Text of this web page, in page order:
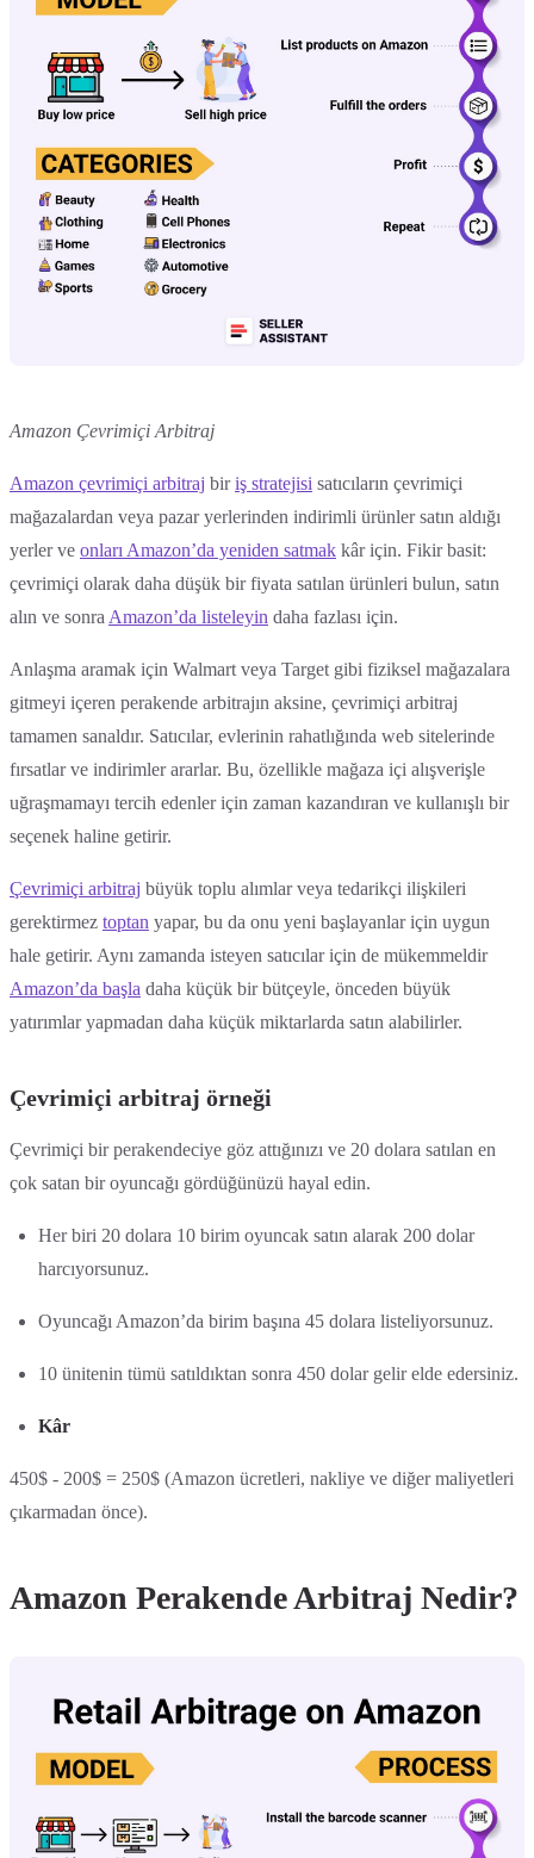
Amazon Çevrimiçi Arbitraj
Amazon çevrimiçi arbitraj biriş stratejisi satıcıların çevrimiçi
mağazalardan veya pazar yerlerinden indirimli ürünler satın aldığı
yerler ve onları Amazon’da yeniden satmak kâr için. Fikir basit:
çevrimiçi olarak daha düşük bir fiyata satılan ürünleri bulun, satın
alın ve sonra Amazon’da listeleyin daha fazlası için.
Anlaşma aramak için Walmart veya Target gibi fiziksel mağazalara
gitmeyi içeren perakende arbitrajın aksine, çevrimiçi arbitraj
tamamen sanaldır. Satıcılar, evlerinin rahatlığında web sitelerinde
fırsatlar ve indirimler ararlar. Bu, özellikle mağaza içi alışverişle
uğraşmamayı tercih edenler için zaman kazandıran ve kullanışlı bir
seçenek haline getirir.
Çevrimiçi arbitraj büyük toplu alımlar veya tedarikçi ilişkileri
gerektirmez toptan yapar, bu da onu yeni başlayanlar için uygun
hale getirir. Aynı zamanda isteyen satıcılar için de mükemmeldir
Amazon’da başla daha küçük bir bütçeyle, önceden büyük
yatırımlar yapmadan daha küçük miktarlarda satın alabilirler.
Çevrimiçi arbitraj örneği
Çevrimiçi bir perakendeciye göz attığınızı ve 20 dolara satılan en
çok satan bir oyuncağı gördüğünüzü hayal edin.
Her biri 20 dolara 10 birim oyuncak satın alarak 200 dolar
harcıyorsunuz.
Oyuncağı Amazon’da birim başına 45 dolara listeliyorsunuz.
10 ünitenin tümü satıldıktan sonra 450 dolar gelir elde edersiniz.
Kâr
450$ - 200$ = 250$ (Amazon ücretleri, nakliye ve diğer maliyetleri
çıkarmadan önce).
Amazon Perakende Arbitraj Nedir?